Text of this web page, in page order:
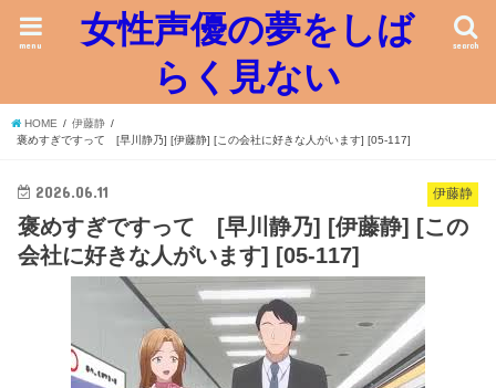
女性声優の夢をしば
らく見ない
search
menu
HOME
伊藤静
褒めすぎですって [早川静乃] [伊藤静] [この会社に好きな人がいます] [05-117]
伊藤静
2026.06.11
褒めすぎですって [早川静乃] [伊藤静] [この
会社に好きな人がいます] [05-117]